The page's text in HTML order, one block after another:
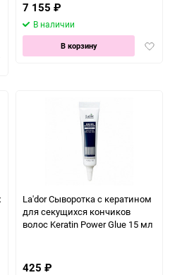
7 155 ₽
В наличии
В корзину
La'dor Сыворотка с кератином
для секущихся кончиков
волос Keratin Power Glue 15 мл
425 ₽